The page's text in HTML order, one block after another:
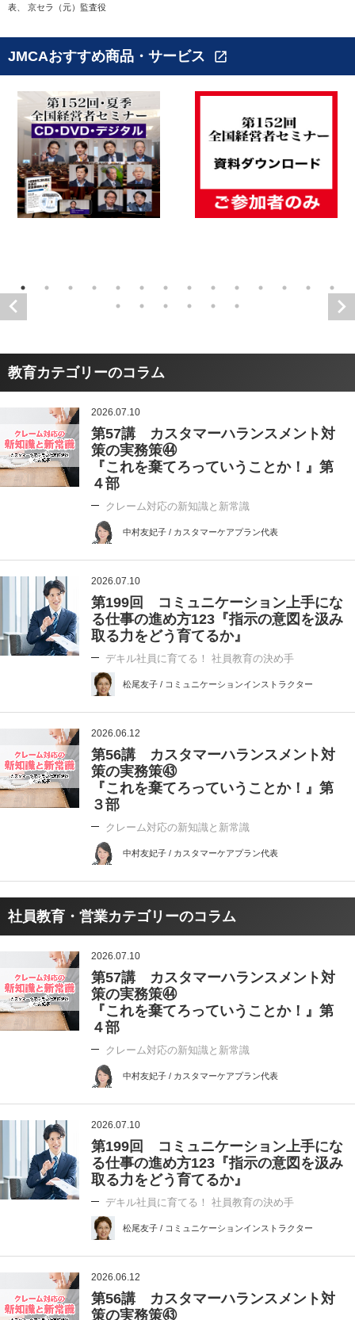
表、 京セラ（元）監査役
JMCAおすすめ商品・サービス open_in_new
教育カテゴリーのコラム
2026.07.10
第57講 カスタマーハランスメント対
策の実務策㊹
『これを棄てろっていうことか！』第
４部
クレーム対応の新知識と新常識
中村友妃子 / カスタマーケアプラン代表
2026.07.10
第199回 コミュニケーション上手にな
る仕事の進め方123『指示の意図を汲み
取る力をどう育てるか』
デキル社員に育てる！ 社員教育の決め手
松尾友子 / コミュニケーションインストラクター
2026.06.12
第56講 カスタマーハランスメント対
策の実務策㊸
『これを棄てろっていうことか！』第
３部
クレーム対応の新知識と新常識
中村友妃子 / カスタマーケアプラン代表
社員教育・営業カテゴリーのコラム
2026.07.10
第57講 カスタマーハランスメント対
策の実務策㊹
『これを棄てろっていうことか！』第
４部
クレーム対応の新知識と新常識
中村友妃子 / カスタマーケアプラン代表
2026.07.10
第199回 コミュニケーション上手にな
る仕事の進め方123『指示の意図を汲み
取る力をどう育てるか』
デキル社員に育てる！ 社員教育の決め手
松尾友子 / コミュニケーションインストラクター
2026.06.12
第56講 カスタマーハランスメント対
策の実務策㊸